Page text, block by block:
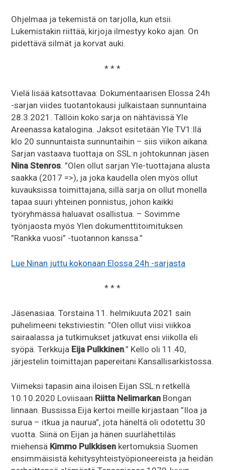
Ohjelmaa ja tekemistä on tarjolla, kun etsii.
Lukemistakin riittää, kirjoja ilmestyy koko ajan. On
pidettävä silmät ja korvat auki.
* * *
Vielä lisää katsottavaa: Dokumentaarisen Elossa 24h
-sarjan viides tuotantokausi julkaistaan sunnuntaina
28.3.2021. Tällöin koko sarja on nähtävissä Yle
Areenassa katalogina. Jaksot esitetään Yle TV1:llä
klo 20 sunnuntaista sunnuntaihin – siis viikon aikana.
Sarjan vastaava tuottaja on SSL:n johtokunnan jäsen
Nina Stenros. ”Olen ollut sarjan Yle-tuottajana alusta
saakka (2017 =>), ja joka kaudella olen myös ollut
kuvauksissa toimittajana, sillä sarja on ollut monella
tapaa suuri yhteinen ponnistus, johon kaikki
työryhmässä haluavat osallistua. – Sovimme
työnjaosta myös Ylen dokumenttitoimituksen
”Rankka vuosi” -tuotannon kanssa.”
Lue Ninan juttu kokonaan Elossa 24h -sarjasta
* * *
Jäsenasiaa. Torstaina 11. helmikuuta 2021 sain
puhelimeeni tekstiviestin: ”Olen ollut viisi viikkoa
sairaalassa ja tutkimukset jatkuvat ensi viikolla eli
syöpä. Terkkuja Eija Pulkkinen.” Kello oli 11.40,
järjestelin toimittajan papereitani Kansallisarkistossa.
Viimeksi tapasin aina iloisen Eijan SSL:n retkellä
10.10.2020 Loviisaan Riitta Nelimarkan Bongan
linnaan. Bussissa Eija kertoi meille kirjastaan ”Iloa ja
surua – itkua ja naurua”, jota häneltä oli odotettu 30
vuotta. Siinä on Eijan ja hänen suurlähettiläs
miehensä Kimmo Pulkkisen kertomuksia Suomen
ensimmäisistä kehitysyhteistyöpioneereista ja heidän